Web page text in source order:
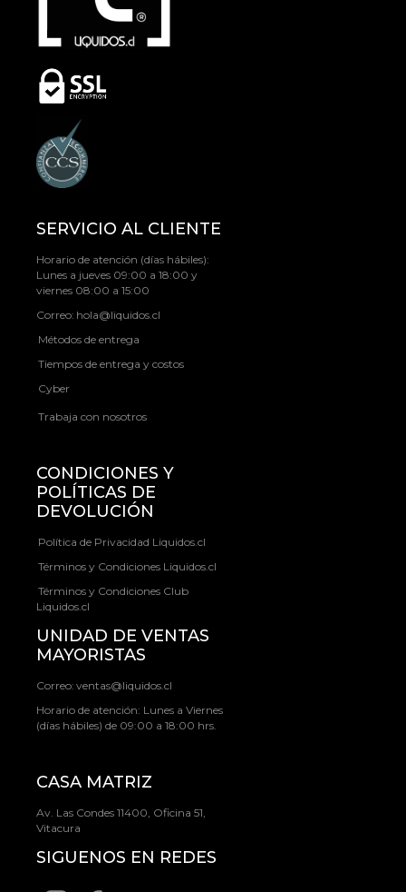
SERVICIO AL CLIENTE
Horario de atención (días hábiles):
Lunes a jueves 09:00 a 18:00 y
viernes 08:00 a 15:00
Correo: hola@liquidos.cl
Métodos de entrega
Tiempos de entrega y costos
Cyber
Trabaja con nosotros
CONDICIONES Y
POLÍTICAS DE
DEVOLUCIÓN
Política de Privacidad Liquidos.cl
Términos y Condiciones Liquidos.cl
Términos y Condiciones Club
Liquidos.cl
UNIDAD DE VENTAS
MAYORISTAS
Correo: ventas@liquidos.cl
Horario de atención: Lunes a Viernes
(días hábiles) de 09:00 a 18:00 hrs.
CASA MATRIZ
Av. Las Condes 11400, Oficina 51,
Vitacura
SIGUENOS EN REDES